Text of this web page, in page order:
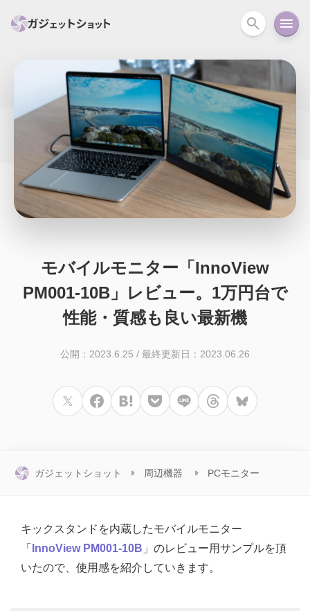
すべて スマホ PC関連 カメラ ウェアラ
セール情報 スマートホーム アクションカメラ カメラ
回線 iPhone iPad Mac Android コラム
ニュース オーディオ 周辺機器
モバイルモニター「InnoView
PM001-10B」レビュー。1万円台で
性能・質感も良い最新機
公開：2023.6.25 / 最終更新日：2023.06.26
ガジェットショット 周辺機器 PCモニター
キックスタンドを内蔵したモバイルモニター
「
InnoView PM001-10B 」のレビュー用サンプルを頂
いたので、使用感を紹介していきます。